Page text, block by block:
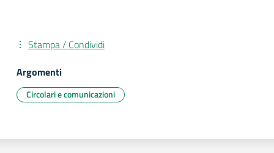
Stampa / Condividi
Argomenti
Circolari e comunicazioni